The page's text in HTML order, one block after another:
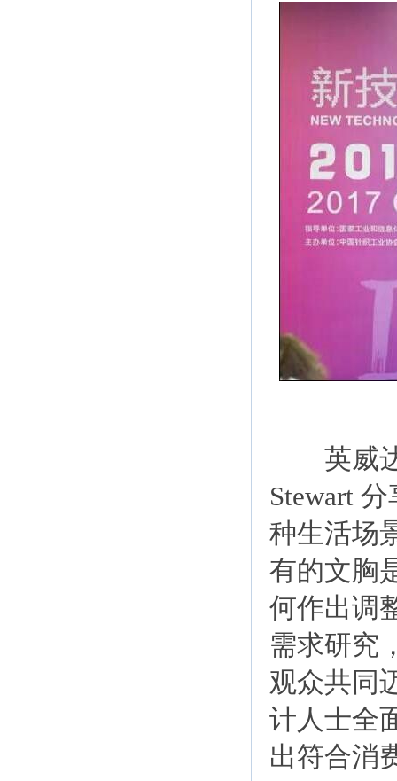
英威达
Stewart
种生活场
有的文胸
何作出调
需求研究
观众共同
计人士全
出符合消